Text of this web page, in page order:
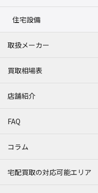
住宅設備
取扱メーカー
買取相場表
店舗紹介
FAQ
コラム
宅配買取の対応可能エリア